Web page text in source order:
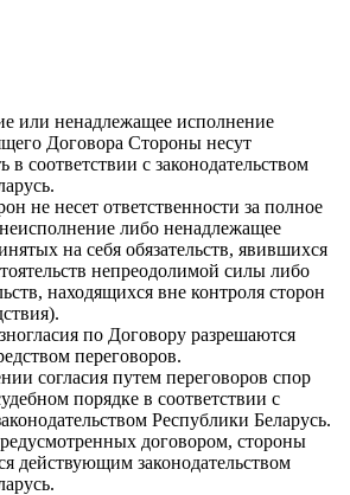
или ненадлежащее исполнение
Договора Стороны несут
в соответствии с законодательством
не несет ответственности за полное
либо ненадлежащее
на себя обязательств, явившихся
непреодолимой силы либо
находящихся вне контроля сторон
по Договору разрешаются
переговоров.
согласия путем переговоров спор
порядке в соответствии с
Республики Беларусь.
договором, стороны
действующим законодательством